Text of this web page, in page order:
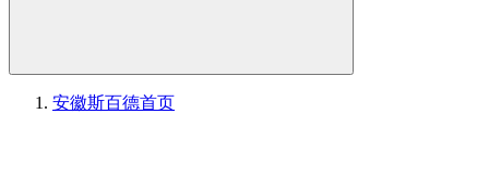
安徽斯百德首页